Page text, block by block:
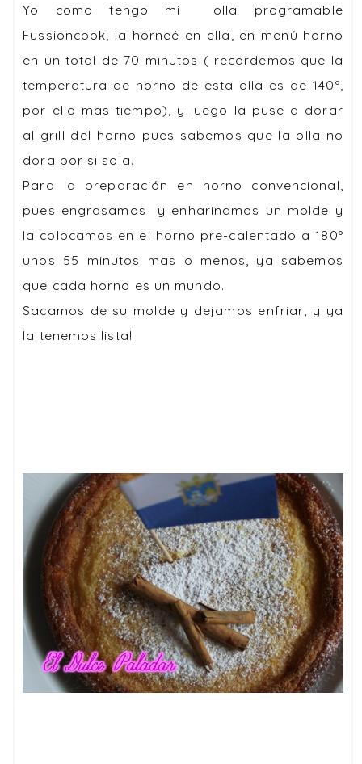
Yo como tengo mi olla programable
Fussioncook, la horneé en ella, en menú horno
en un total de 70 minutos ( recordemos que la
temperatura de horno de esta olla es de 140º,
por ello mas tiempo), y luego la puse a dorar
al grill del horno pues sabemos que la olla no
dora por si sola.
Para la preparación en horno convencional,
pues engrasamos y enharinamos un molde y
la colocamos en el horno pre-calentado a 180º
unos 55 minutos mas o menos, ya sabemos
que cada horno es un mundo.
Sacamos de su molde y dejamos enfriar, y ya
la tenemos lista!